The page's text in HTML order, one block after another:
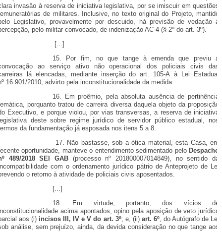
invasão à reserva de iniciativa legislativa, por se imiscuir em questões
de militares. Inclusive, no texto original do Projeto, mantido
Legislativo, provavelmente por descuido, há previsão de vedação à
pelo militar convocado, de indenização AC-4 (§ 2º do art. 3º).
[...]
15. Por fim, no que tange à emenda que previu a
ao serviço ativo não operacional dos policiais civis das
lá elencadas, mediante inserção do art. 105-A à Lei Estadual
16.901/2010, advirto pela inconstitucionalidade da medida.
16. Em proêmio, pela absoluta ausência de pertinência
porquanto tratou de carreira diversa daquela objeto da proposição
Executivo, e porque violou, por vias transversas, a reserva de iniciativa
deste sobre regime jurídico de servidor público estadual, nos
da fundamentação já esposada nos itens 5 a 8.
17. Não bastasse, sob a ótica material, esta Casa, em
oportunidade, manteve o entendimento sedimentado pelo Despacho
489/2018 SEI GAB (processo nº 201800007014849), no sentido da
com o ordenamento jurídico pátrio de Anteprojeto de Lei
o retorno à atividade de policiais civis aposentados.
[...]
18. Em virtude, portanto, dos vícios de
acima apontados, opino pela aposição de veto jurídico
aos (i) incisos III, IV e V do art. 3º; e, (ii) art. 6º, do Autógrafo de Lei
análise, sem prejuízo, ainda, da devida consideração no que tange aos